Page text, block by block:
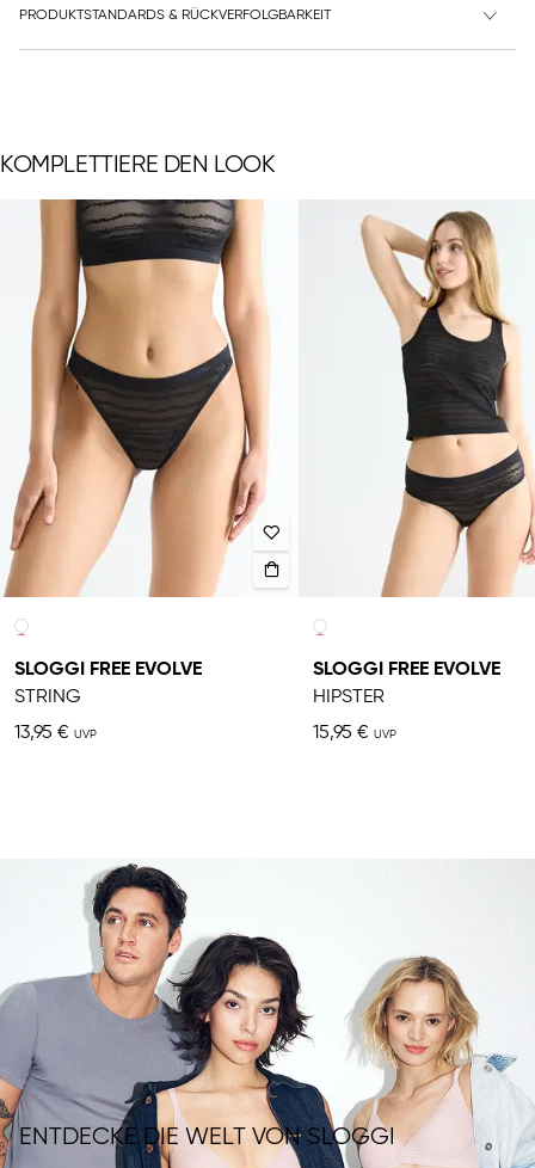
PRODUKTSTANDARDS & RÜCKVERFOLGBARKEIT
KOMPLETTIERE DEN LOOK
SLOGGI FREE EVOLVE
STRING
13,95 €
SLOGGI FREE EVOLVE
HIPSTER
15,95 €
ENTDECKE DIE WELT VON SLOGGI